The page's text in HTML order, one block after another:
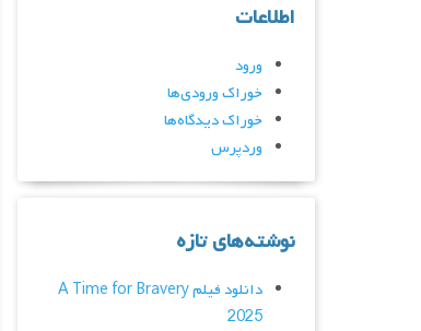
اطلاعات
ورود
خوراک ورودی‌ها
خوراک دیدگاه‌ها
وردپرس
نوشته‌های تازه
دانلود فیلم A Time for Bravery
2025